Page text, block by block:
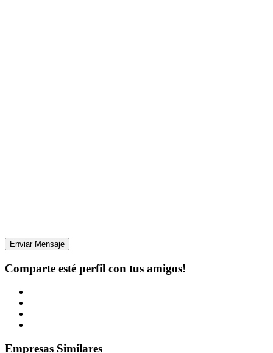
Enviar Mensaje
Comparte esté perfil con tus amigos!
Empresas Similares